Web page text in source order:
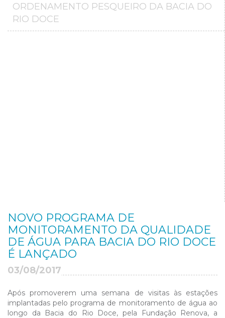
ORDENAMENTO PESQUEIRO DA BACIA DO
RIO DOCE
NOVO PROGRAMA DE
MONITORAMENTO DA QUALIDADE
DE ÁGUA PARA BACIA DO RIO DOCE
É LANÇADO
03/08/2017
Após promoverem uma semana de visitas às estações
implantadas pelo programa de monitoramento de água ao
longo da Bacia do Rio Doce, pela Fundação Renova, a